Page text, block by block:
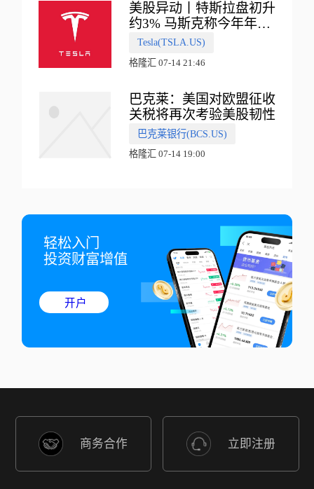
美股异动丨特斯拉盘初升
约3% 马斯克称今年年底
会有‘史诗级震撼’的演示
Tesla(TSLA.US)
格隆汇 07-14 21:46
巴克莱：美国对欧盟征收
关税将再次考验美股韧性
巴克莱银行(BCS.US)
格隆汇 07-14 19:00
轻松入门
投资财富增值
开户
商务合作 立即注册